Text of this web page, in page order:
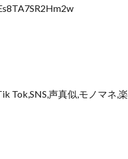
Tok,SNS,声真似,モノマネ,楽